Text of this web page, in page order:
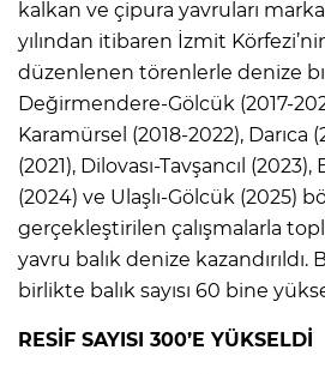
kalkan ve çipura yavruları
yılından itibaren İzmit
düzenlenen törenlerle denize
Değirmendere-Gölcük (2017-
Karamürsel (2018-2022), Darıca
(2021), Dilovası-Tavşancıl
(2024) ve Ulaşlı-Gölcük (2025)
gerçekleştirilen çalışmalarla
yavru balık denize
birlikte balık sayısı 60 bine
RESİF SAYISI 300’E YÜKSELDİ